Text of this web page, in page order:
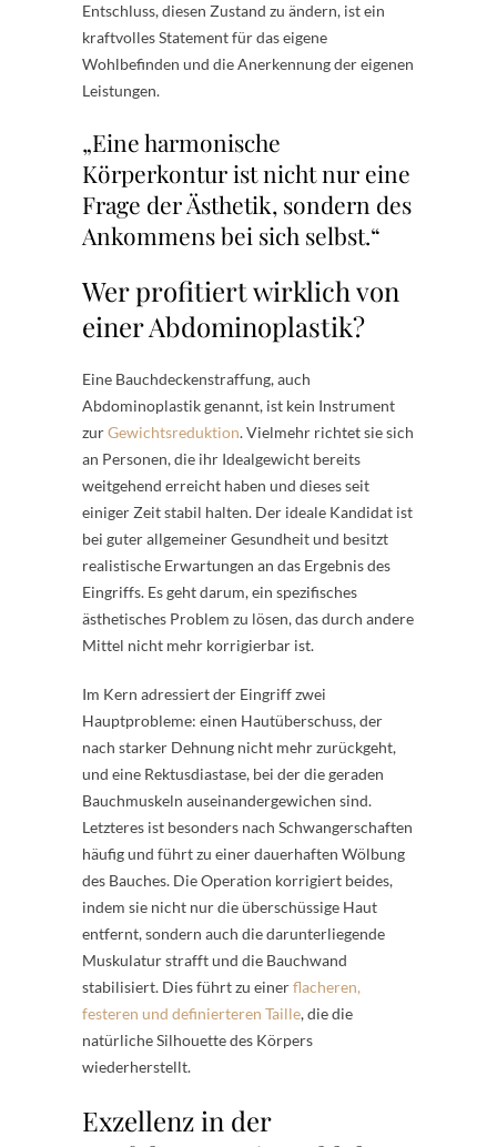
Entschluss, diesen Zustand zu ändern, ist ein
kraftvolles Statement für das eigene
Wohlbefinden und die Anerkennung der eigenen
Leistungen.
„Eine harmonische
Körperkontur ist nicht nur eine
Frage der Ästhetik, sondern des
Ankommens bei sich selbst.“
Wer profitiert wirklich von
einer Abdominoplastik?
Eine Bauchdeckenstraffung, auch
Abdominoplastik genannt, ist kein Instrument
zurGewichtsreduktion. Vielmehr richtet sie sich
an Personen, die ihr Idealgewicht bereits
weitgehend erreicht haben und dieses seit
einiger Zeit stabil halten. Der ideale Kandidat ist
bei guter allgemeiner Gesundheit und besitzt
realistische Erwartungen an das Ergebnis des
Eingriffs. Es geht darum, ein spezifisches
ästhetisches Problem zu lösen, das durch andere
Mittel nicht mehr korrigierbar ist.
Im Kern adressiert der Eingriff zwei
Hauptprobleme: einen Hautüberschuss, der
nach starker Dehnung nicht mehr zurückgeht,
und eine Rektusdiastase, bei der die geraden
Bauchmuskeln auseinandergewichen sind.
Letzteres ist besonders nach Schwangerschaften
häufig und führt zu einer dauerhaften Wölbung
des Bauches. Die Operation korrigiert beides,
indem sie nicht nur die überschüssige Haut
entfernt, sondern auch die darunterliegende
Muskulatur strafft und die Bauchwand
stabilisiert. Dies führt zu einerflacheren,
festeren und definierteren Taille, die die
natürliche Silhouette des Körpers
wiederherstellt.
Exzellenz in der